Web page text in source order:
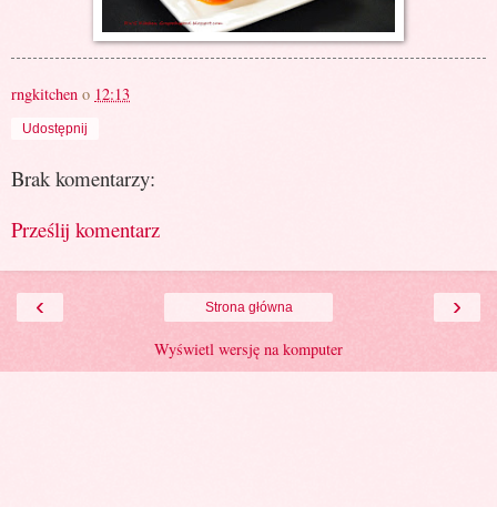
rngkitchen o 12:13
Udostępnij
Brak komentarzy:
Prześlij komentarz
‹ ›
Strona główna
Wyświetl wersję na komputer